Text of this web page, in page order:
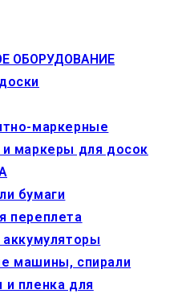
ОБОРУДОВАНИЕ
маркерные
маркеры для досок
бумаги
переплета
аккумуляторы
машины, спирали
пленка для